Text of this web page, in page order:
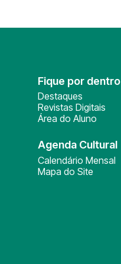
Fique por dentro
Destaques
Revistas Digitais
Área do Aluno
Agenda Cultural
Calendário Mensal
Mapa do Site